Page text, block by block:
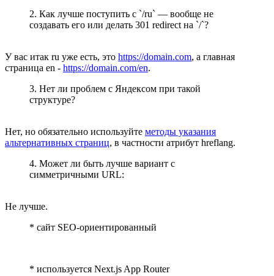
2. Как лучше поступить с `/ru` — вообще не
создавать его или делать 301 redirect на `/`?
У вас итак ru уже есть, это https://domain.com, а главная
страница en - https://domain.com/en.
3. Нет ли проблем с Яндексом при такой
структуре?
Нет, но обязательно используйте методы указания
альтернативных страниц, в частности атрибут hreflang.
4. Может ли быть лучше вариант с
симметричными URL:
Не лучше.
* сайт SEO-ориентированный
* используется Next.js App Router